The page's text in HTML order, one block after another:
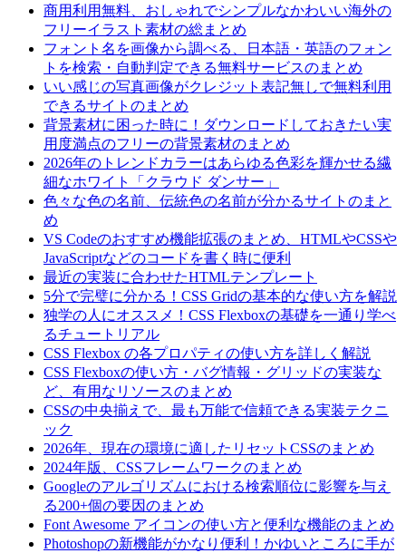
商用利用無料、おしゃれでシンプルなかわいい海外の
フリーイラスト素材の総まとめ
フォント名を画像から調べる、日本語・英語のフォン
トを検索・自動判定できる無料サービスのまとめ
いい感じの写真画像がクレジット表記無しで無料利用
できるサイトのまとめ
背景素材に困った時に！ダウンロードしておきたい実
用度満点のフリーの背景素材のまとめ
2026年のトレンドカラーはあらゆる色彩を輝かせる繊
細なホワイト「クラウド ダンサー」
色々な色の名前、伝統色の名前が分かるサイトのまと
め
VS Codeのおすすめ機能拡張のまとめ、HTMLやCSSや
JavaScriptなどのコードを書く時に便利
最近の実装に合わせたHTMLテンプレート
5分で完璧に分かる！CSS Gridの基本的な使い方を解説
独学の人にオススメ！CSS Flexboxの基礎を一通り学べ
るチュートリアル
CSS Flexbox の各プロパティの使い方を詳しく解説
CSS Flexboxの使い方・バグ情報・グリッドの実装な
ど、有用なリソースのまとめ
CSSの中央揃えで、最も万能で信頼できる実装テクニ
ック
2026年、現在の環境に適したリセットCSSのまとめ
2024年版、CSSフレームワークのまとめ
Googleのアルゴリズムにおける検索順位に影響を与え
る200+個の要因のまとめ
Font Awesome アイコンの使い方と便利な機能のまとめ
Photoshopの新機能がかなり便利！かゆいところに手が